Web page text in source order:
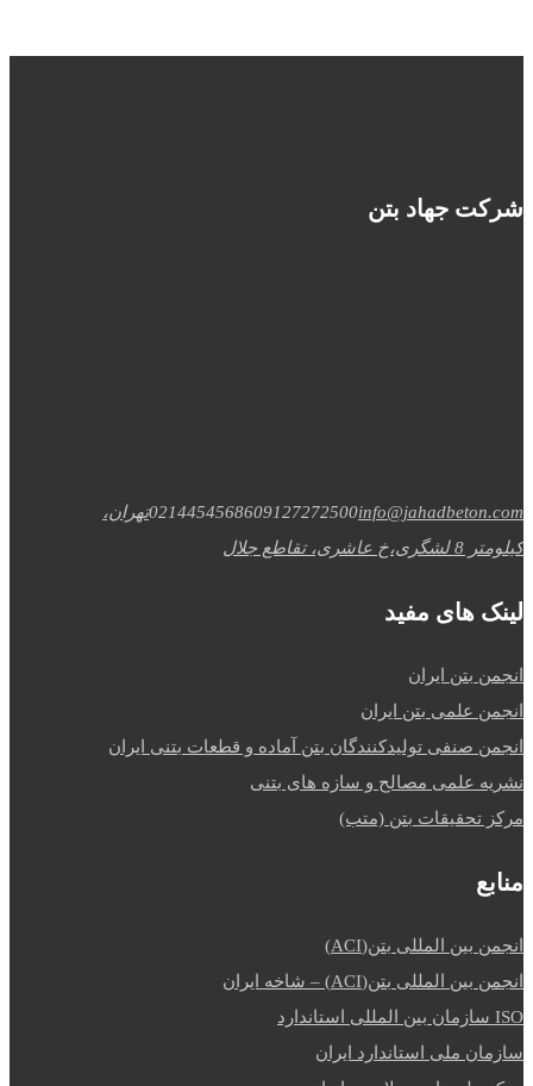
شرکت جهاد بتن
0214454568609127272500info@jahadbeton.com
تهران،
کیلومتر 8 لشگری،خ عاشری، تقاطع جلال
لینک های مفید
انجمن بتن ایران
انجمن علمی بتن ایران
انجمن صنفی تولیدکنندگان بتن آماده و قطعات بتنی ایران
نشریه علمی مصالح و سازه های بتنی
مرکز تحقیقات بتن (متب)
منابع
انجمن بین المللی بتن(ACI)
انجمن بین المللی بتن(ACI) – شاخه ایران
ISO سازمان بین المللی استاندارد
سازمان ملی استاندارد ایران